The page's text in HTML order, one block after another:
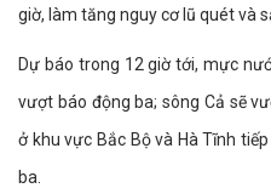
giờ, làm tăng nguy cơ lũ quét và
Dự báo trong 12 giờ tới, mực
vượt báo động ba; sông Cả sẽ
ở khu vực Bắc Bộ và Hà Tĩnh
ba.